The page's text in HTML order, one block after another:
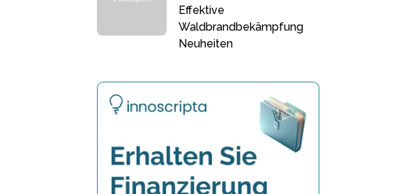
Effektive
Waldbrandbekämpfung
Neuheiten